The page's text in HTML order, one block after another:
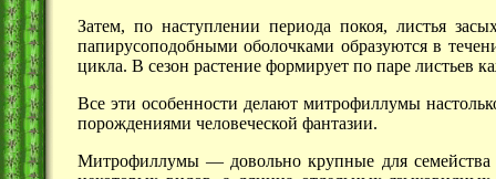
Затем, по наступлении периода покоя, листья
папирусоподобными оболочками образуются в
цикла. В сезон растение формирует по паре листьев
Все эти особенности делают митрофиллумы
порождениями человеческой фантазии.
Митрофиллумы — довольно крупные для семейства